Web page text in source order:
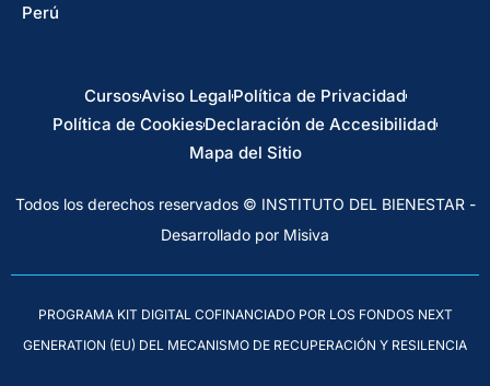
Perú
CursosAviso LegalPolítica de Privacidad
Política de CookiesDeclaración de Accesibilidad
Mapa del Sitio
Todos los derechos reservados © INSTITUTO DEL BIENESTAR -
Desarrollado por Misiva
PROGRAMA KIT DIGITAL COFINANCIADO POR LOS FONDOS NEXT
GENERATION (EU) DEL MECANISMO DE RECUPERACIÓN Y RESILENCIA